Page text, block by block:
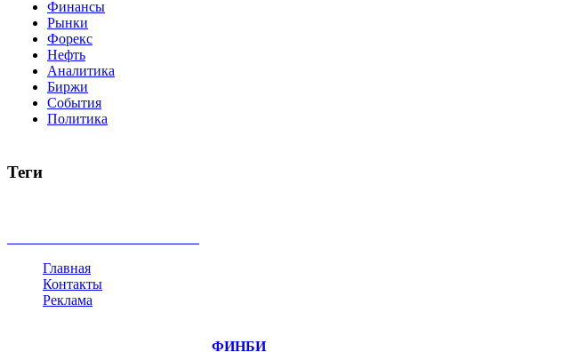
Финансы
Рынки
Форекс
Нефть
Аналитика
Биржи
События
Политика
Теги
Главная
Контакты
Реклама
ФИНБИ.РУ"